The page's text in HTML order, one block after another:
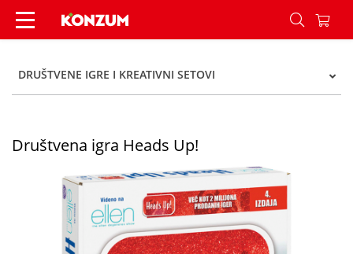
Društvena igra Heads Up! - Konzum
DRUŠTVENE IGRE I KREATIVNI SETOVI
Društvena igra Heads Up!